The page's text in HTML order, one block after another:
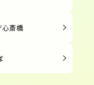
心斎橋